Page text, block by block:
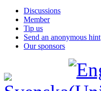
Discussions
Member
Tip us
Send an anonymous hint
Our sponsors